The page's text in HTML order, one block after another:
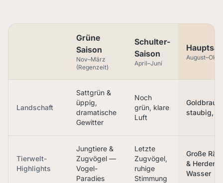
Grüne
Saison
Nov–März
(Regenzeit)
Schulter-
Saison
April–Juni
Landschaft
Sattgrün &
üppig,
dramatische
Gewitter
Noch
grün, klare
Luft
Goldbraun,
staubig,
Tierwelt-
Highlights
Jungtiere &
Zugvögel —
Vogel-
Paradies
Letzte
Zugvögel,
ruhige
Stimmung
Große
& Herden
Wasser